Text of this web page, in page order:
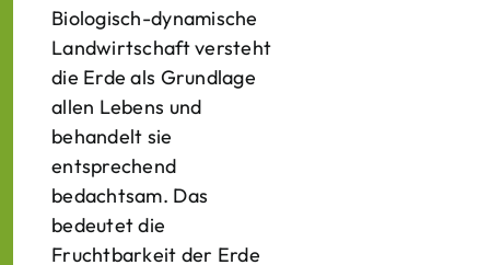
Biologisch-dynamische
Landwirtschaft versteht
die Erde als Grundlage
allen Lebens und
behandelt sie
entsprechend
bedachtsam. Das
bedeutet die
Fruchtbarkeit der Erde